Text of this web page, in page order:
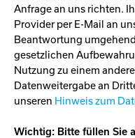
Anfrage an uns richten.
Provider per E-Mail an
Beantwortung
gesetzlichen
Nutzung zu einem
Datenweitergabe an
unseren Hinweis zum
Wichtig: Bitte füllen Sie